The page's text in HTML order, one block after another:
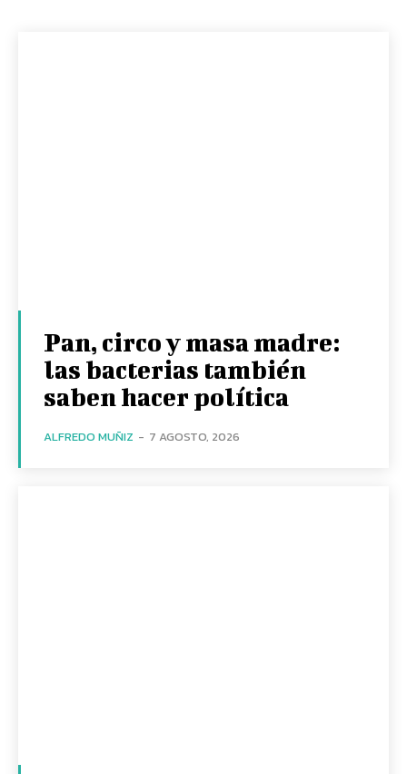
Pan, circo y masa madre:
las bacterias también
saben hacer política
ALFREDO MUÑIZ - 7 AGOSTO, 2026